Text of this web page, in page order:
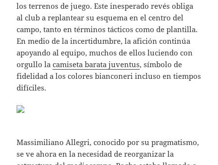
los terrenos de juego. Este inesperado revés obliga
al club a replantear su esquema en el centro del
campo, tanto en términos tácticos como de plantilla.
En medio de la incertidumbre, la afición continúa
apoyando al equipo, muchos de ellos luciendo con
orgullo lacamiseta barata juventus, símbolo de
fidelidad a los colores bianconeri incluso en tiempos
difíciles.
Massimiliano Allegri, conocido por su pragmatismo,
se ve ahora en la necesidad de reorganizar la